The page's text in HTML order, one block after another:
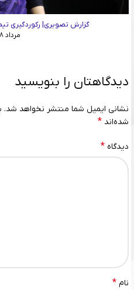
گزارش تصویری| رکوردگیری تیم
مرداد ۸, ۱۴۰۵
دیدگاهتان را بنویسید
نشانی ایمیل شما منتشر نخواهد شد.
شده‌اند *
دیدگاه *
نام *